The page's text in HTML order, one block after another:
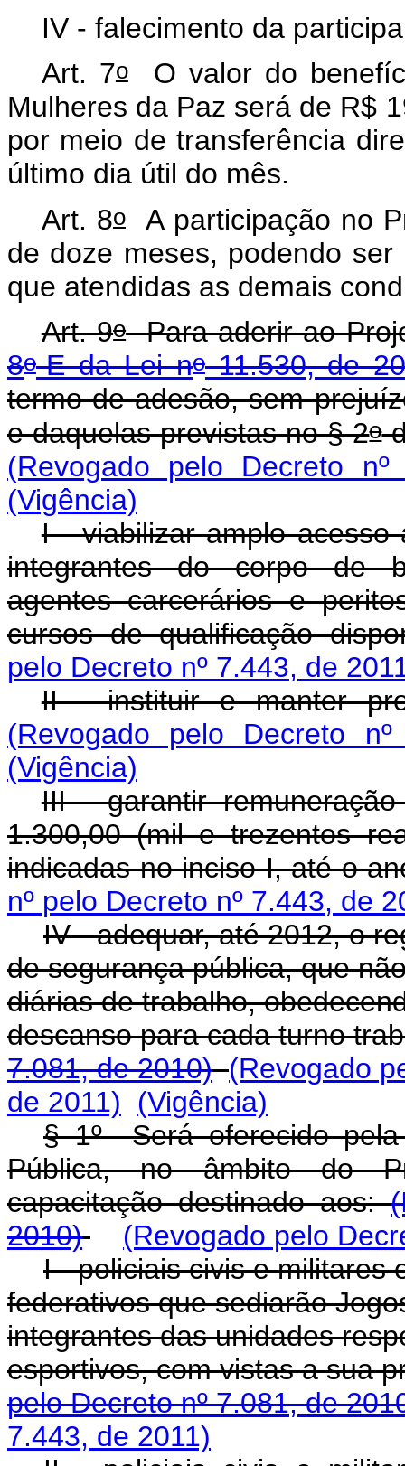
IV - falecimento da
Art. 7oO valor do
Mulheres da Paz será de R$
por meio de transferência
último dia útil do mês.
Art. 8oA participação no
de doze meses, podendo
que atendidas as demais
Art. 9oPara aderir ao
8o-E da Lei no11.530, de
termo de adesão, sem
e daquelas previstas no § 2o
(Revogado pelo Decreto
(Vigência)
I - viabilizar amplo
integrantes do corpo de
agentes carcerários e
cursos de qualificação
pelo Decreto nº 7.443, de
II - instituir e manter
(Revogado pelo Decreto
(Vigência)
III - garantir
1.300,00 (mil e trezentos
indicadas no inciso I, até o
nº pelo Decreto nº 7.443, de
IV - adequar, até 2012, o
de segurança pública, que
diárias de trabalho,
descanso para cada turno
7.081, de 2010) (Revogado
de 2011)
(Vigência)
§ 1º Será oferecido pela
Pública, no âmbito do
capacitação destinado aos:
2010)
(Revogado pelo
I - policiais civis e militares
federativos que sediarão
integrantes das unidades
esportivos, com vistas a sua
pelo Decreto nº 7.081, de
7.443, de 2011)